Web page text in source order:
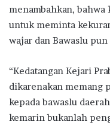
menambahkan, bahwa
untuk meminta
wajar dan Bawaslu
“Kedatangan Kejari
dikarenakan memang
kepada bawaslu
kemarin bukanlah